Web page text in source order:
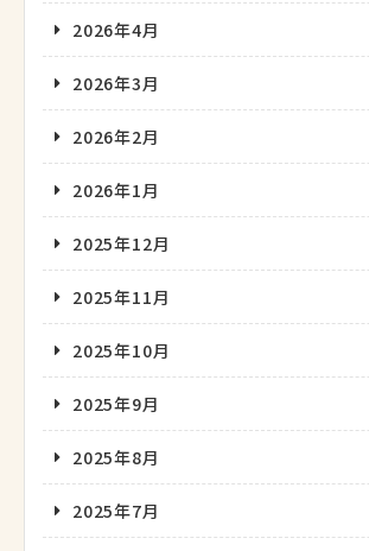
2026年4月
2026年3月
2026年2月
2026年1月
2025年12月
2025年11月
2025年10月
2025年9月
2025年8月
2025年7月